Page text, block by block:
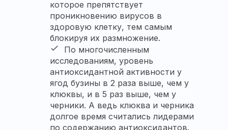
которое препятствует
проникновению вирусов в
здоровую клетку, тем самым
блокируя их размножение.
done
По многочисленным
исследованиям, уровень
антиоксидантной активности у
ягод бузины в 2 раза выше, чем у
клюквы, и в 5 раз выше, чем у
черники. А ведь клюква и черника
долгое время считались лидерами
по содержанию антиоксидантов.